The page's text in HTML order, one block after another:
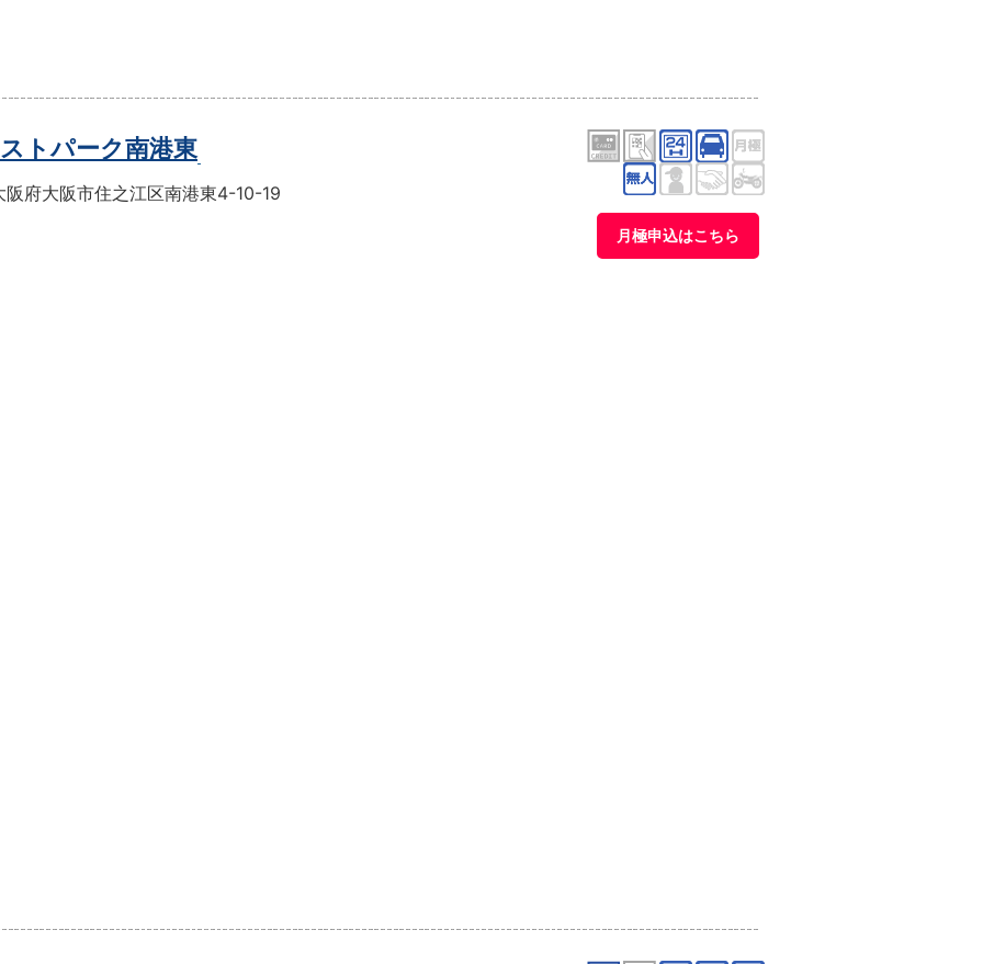
ストパーク南港東
阪府大阪市住之江区南港東4-10-19
月極申込はこちら